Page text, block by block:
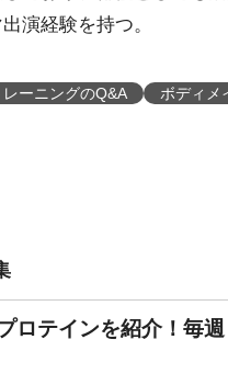
演経験を持つ。
レーニングのQ&A ボディメ
ロテインを紹介！毎